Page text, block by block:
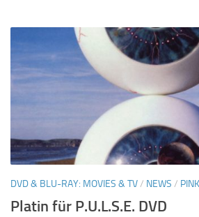
DVD & BLU-RAY: MOVIES & TV/ NEWS /
Platin für P.U.L.S.E. DVD